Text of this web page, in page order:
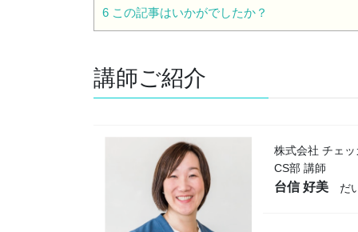
6 この記事はいかがでしたか？
講師ご紹介
株式会社 チェッ
CS部 講師
台信 好美 だ